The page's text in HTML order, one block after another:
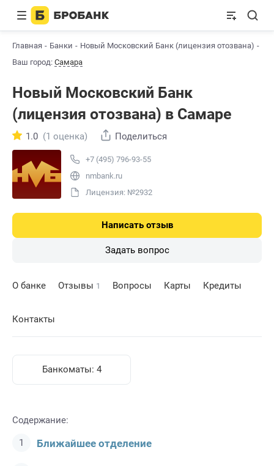
Главная Банки Новый Московский Банк (лицензия отозвана)
Ваш город: Самара
Новый Московский Банк
(лицензия отозвана) в Самаре
+7 (495) 796-93-55
nmbank.ru
Лицензия: №2932
1.0 (1 оценка) Поделиться
Написать отзыв
Задать вопрос
О банке Отзывы 1 Вопросы Карты Кредиты
Контакты
Банкоматы: 4
Содержание:
Ближайшее отделение